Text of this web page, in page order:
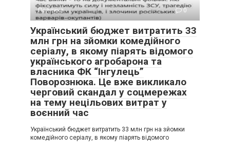
Політика 0
Український бюджет витратить 33
млн грн на зйомки комедійного
серіалу, в якому піарять відомого
українського агробарона та
власника ФК “Інгулець”
Поворознюка. Це вже викликало
черговий скандал у соцмережах
на тему нецільових витрат у
воєнний час
Український бюджет витратить 33 млн грн на зйомки
комедійного серіалу, в якому піарять відомого